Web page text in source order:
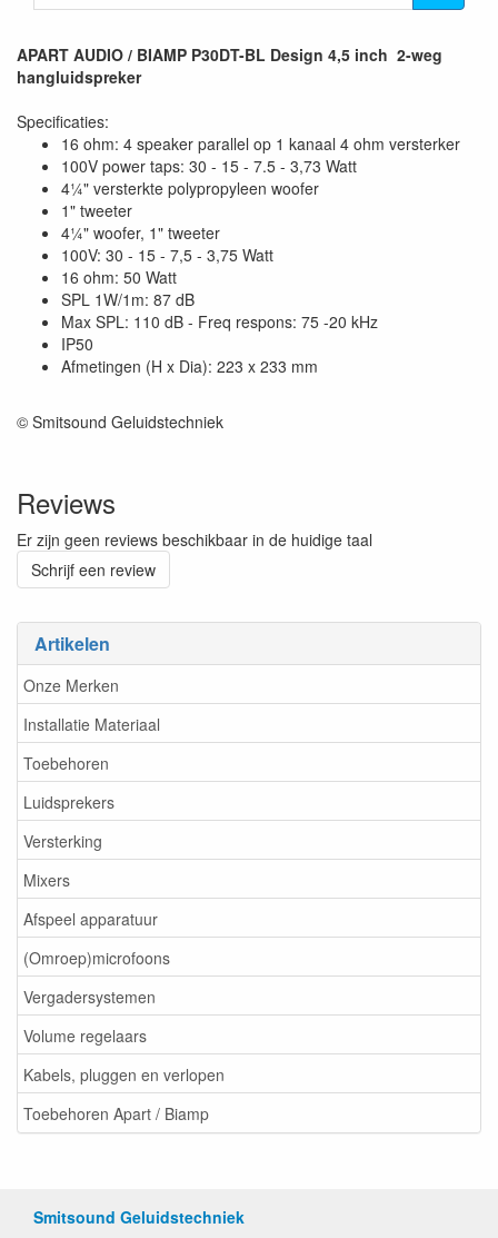
Artikelen
Onze Merken
Installatie Materiaal
Toebehoren
Luidsprekers
Versterking
Mixers
Afspeel apparatuur
(Omroep)microfoons
Vergadersystemen
Volume regelaars
Kabels, pluggen en verlopen
Toebehoren Apart / Biamp
APART AUDIO / BIAMP P30DT-BL Design 4,5 inch 2-weg
hangluidspreker
Specificaties:
16 ohm: 4 speaker parallel op 1 kanaal 4 ohm versterker
100V power taps: 30 - 15 - 7.5 - 3,73 Watt
4¼" versterkte polypropyleen woofer
1" tweeter
4¼" woofer, 1" tweeter
100V: 30 - 15 - 7,5 - 3,75 Watt
16 ohm: 50 Watt
SPL 1W/1m: 87 dB
Max SPL: 110 dB - Freq respons: 75 -20 kHz
IP50
Afmetingen (H x Dia): 223 x 233 mm
© Smitsound Geluidstechniek
Reviews
Er zijn geen reviews beschikbaar in de huidige taal
Schrijf een review
Smitsound Geluidstechniek